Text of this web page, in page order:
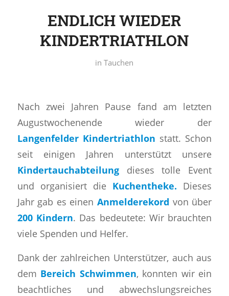
ENDLICH WIEDER
KINDERTRIATHLON
inTauchen
Nach zwei Jahren Pause fand am letzten
Augustwochenende wieder der
Langenfelder Kindertriathlon statt. Schon
seit einigen Jahren unterstützt unsere
Kindertauchabteilungdieses tolle Event
und organisiert die Kuchentheke. Dieses
Jahr gab es einenAnmelderekord von über
200 Kindern. Das bedeutete: Wir brauchten
viele Spenden und Helfer.
Dank der zahlreichen Unterstützer, auch aus
dem Bereich Schwimmen, konnten wir ein
beachtliches und abwechslungsreiches